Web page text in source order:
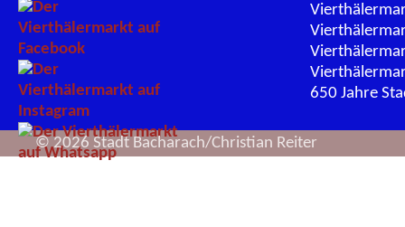
650 Jahre
© 2026 Stadt Bacharach/Christian Reiter